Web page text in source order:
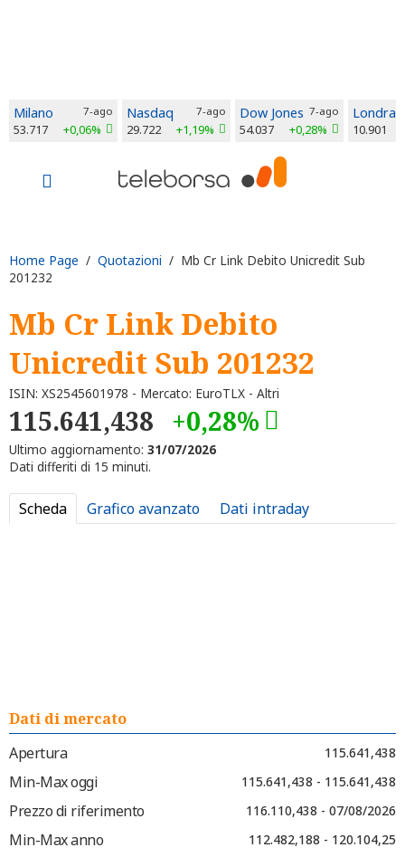
Milano 7-ago
53.717 +0,06%
Nasdaq 7-ago
29.722 +1,19%
Dow Jones 7-ago
54.037 +0,28%
Londra
10.901
Home Page / Quotazioni / Mb Cr Link Debito Unicredit Sub
201232
Mb Cr Link Debito
Unicredit Sub 201232
ISIN: XS2545601978 - Mercato: EuroTLX - Altri
115.641,438 +0,28%
Ultimo aggiornamento: 31/07/2026
Dati differiti di 15 minuti.
Scheda Grafico avanzato Dati intraday
Dati di mercato
Apertura
115.641,438
Min-Max oggi 115.641,438 - 115.641,438
Prezzo di riferimento 116.110,438 - 07/08/2026
Min-Max anno 112.482,188 - 120.104,25